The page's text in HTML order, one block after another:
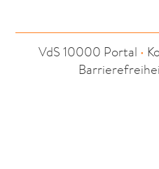
VdS 10000 Portal •